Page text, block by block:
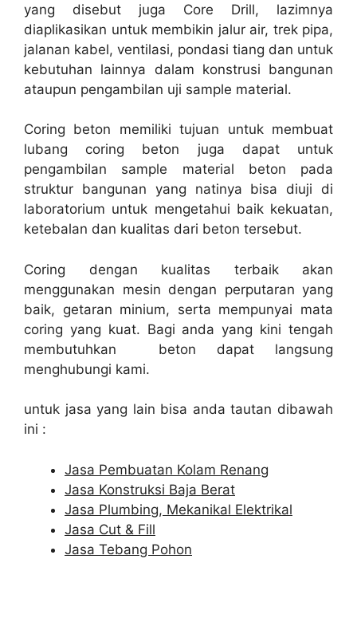
yang disebut juga Core Drill, lazimnya
diaplikasikan untuk membikin jalur air, trek pipa,
jalanan kabel, ventilasi, pondasi tiang dan untuk
kebutuhan lainnya dalam konstrusi bangunan
ataupun pengambilan uji sample material.
Coring beton memiliki tujuan untuk membuat
lubang coring beton juga dapat untuk
pengambilan sample material beton pada
struktur bangunan yang natinya bisa diuji di
laboratorium untuk mengetahui baik kekuatan,
ketebalan dan kualitas dari beton tersebut.
Coring dengan kualitas terbaik akan
menggunakan mesin dengan perputaran yang
baik, getaran minium, serta mempunyai mata
coring yang kuat. Bagi anda yang kini tengah
membutuhkan beton dapat langsung
menghubungi kami.
untuk jasa yang lain bisa anda tautan dibawah
ini :
Jasa Pembuatan Kolam Renang
Jasa Konstruksi Baja Berat
Jasa Plumbing, Mekanikal Elektrikal
Jasa Cut & Fill
Jasa Tebang Pohon